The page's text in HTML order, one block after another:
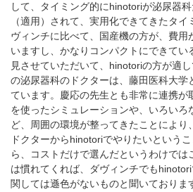
して、タイミング的にhinotoriが泌尿器
（適用）されて、実用化できてきたタ
ヴィンチに比べて、国産機の方が、費用
いますし、かなりコンパクトにできてい
見させていただいて、hinotoriの方が適
の泌尿器科のドクターは、藤田医科大学
ています。慶応の先生とも非常に連携が
を使ったシミュレーションや、いろいろ
ど、周囲の環境が整ってきたことにより
ドクターからhinotoriでやりたいという
ら、コストだけで選んだというわけでは
は慣れてくれば、ダヴィンチでも
関しては遜色がないものと聞いておりま